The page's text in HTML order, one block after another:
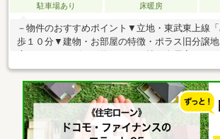
駐車場あり
床暖房
－物件のおすすめポイント▼立地・東武東上線
歩１０分▼建物・お部屋の特徴・ポラス旧分譲地
なルーフバルコニー・駐車スペースあり（車種
LD部分には足元を暖めてくれる床暖房付・家族
面式キッチン・浄水器、食洗機付・調味料のスト
収納に便利なパントリー付・階段下収納、ラン
ォークインクローゼット等収納豊富・電動シャッ
の住まい探しをお手伝いします━━━━・・・物